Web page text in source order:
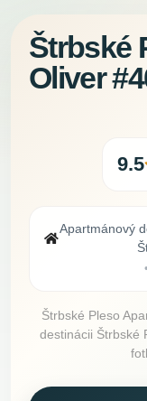
Štrbské
Oliver
9.5
Apartmánový
•
Štrbské Pleso
destinácii Štrbské